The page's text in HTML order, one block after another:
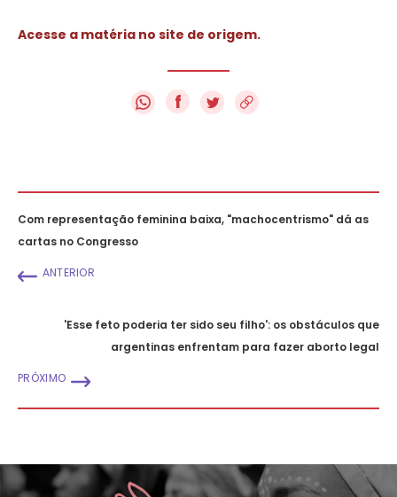
Acesse a matéria no site de origem.
f
Com representação feminina baixa, "machocentrismo" dá as
cartas no Congresso
ANTERIOR
'Esse feto poderia ter sido seu filho': os obstáculos que
argentinas enfrentam para fazer aborto legal
PRÓXIMO